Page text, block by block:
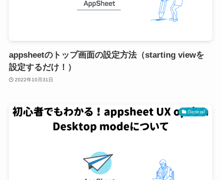
appsheetのトップ画面の設定方法（starting viewを
設定するだけ！）
2022年10月31日
General